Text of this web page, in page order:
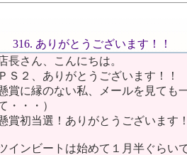
316. ありがとうございます！！
長さん、こんにちは。
ＰＳ２、ありがとうございます！！
賞に縁のない私、メールを見て
・・・）
賞初当選！ありがとうございます
インビートは始めて１月半ぐらい